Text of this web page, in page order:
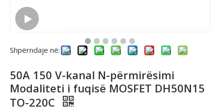
Shpërndaje në:
50A 150 V-kanal N-përmirësimi
Modaliteti i fuqisë MOSFET DH50N15
TO-220C